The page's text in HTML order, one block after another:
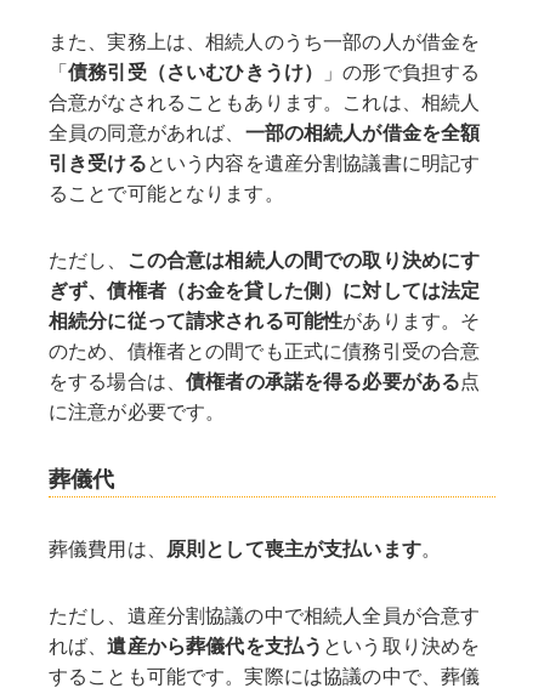
また、実務上は、相続人のうち一部の人が借金を
「債務引受（さいむひきうけ）
」の形で負担する
合意がなされることもあります。これは、相続人
全員の同意があれば、 一部の相続人が借金を全額
引き受けるという内容を遺産分割協議書に明記す
ることで可能となります。
ただし、
この合意は相続人の間での取り決めにす
ぎず、債権者（お金を貸した側）に対しては法定
相続分に従って請求される可能性があります。そ
のため、債権者との間でも正式に債務引受の合意
をする場合は、債権者の承諾を得る必要がある点
に注意が必要です。
葬儀代
葬儀費用は、 原則として喪主が支払います。
ただし、遺産分割協議の中で相続人全員が合意す
れば、遺産から葬儀代を支払う という取り決めを
することも可能です。実際には協議の中で、葬儀